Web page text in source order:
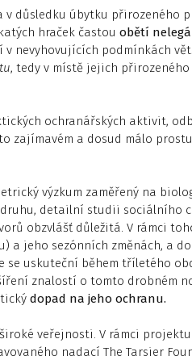
v důsledku úbytku přirozeného
hraček častou obětí
v nevyhovujících podmínkách
, tedy v místě jejich přirozeného
ochranářských aktivit,
zajímavém a dosud málo
výzkum zaměřený na
detailní studii sociálního
obzvlášť důležitá. V rámci
a jeho sezónních změnách, a
se uskuteční během tříletého
znalostí o tomto drobném
dopad na jeho ochranu.
veřejnosti. V rámci projektu
nadací The Tarsier